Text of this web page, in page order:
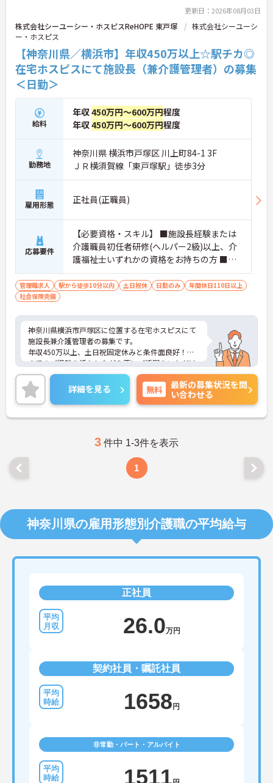
ートの利用など、独自の福利厚生も大変充実してい
ます。有資格者の方にご自身の経験を活かしなが
ら、充実した待遇のもとで新しい施設を作り上げる
やりがいを感じていただける大変おすすめの求人と
なっております。
★おすすめPOINT★
【安定した高収入と充実の福利厚生】
・想定年収668万円と高い給与水準に加えて業績に
よる決算賞与の支給があります
・確定給付企業年金への加入や勤続3年以上の退職
金制度など将来に向けた備えができます
・1食200円程度の食事補助や会員制リゾート施設の
利用など嬉しい待遇が揃っております
【ワークライフバランスを大切にできる環境】
・緊急時を除いて基本日勤のみの勤務となるため生
活リズムを整えやすくあります
護休暇などライフステージの変化に合わせて柔軟に
お休みできます
・入職後は既存施設にて業務の流れを学べる現場研
修があるため安心して就業できます
・働きながら上位資格を目指せる費用全額負担の資
採用や運営管理など経営に近いポジションでご活躍
いただけます
更新日：2026年08月03日
株式会社シーユーシー・ホスピスReHOPE 東戸塚
株式会社シーユーシ
ー・ホスピス
【神奈川県／横浜市】年収450万以上☆駅チカ◎
在宅ホスピスにて施設長（兼介護管理者）の募集
＜日勤＞
給料
年収450万円～600万円程度
年収450万円～600万円程度
勤務地
神奈川県 横浜市戸塚区 川上町84-1 3F
ＪＲ横須賀線「東戸塚駅」徒歩3分
雇用形態 正社員(正職員)
応募要件
【必要資格・スキル】 ■施設長経験または
介護職員初任者研修(ヘルパー2級)以上、介
護福祉士いずれかの資格をお持ちの方 ■普
通自動車運転免許（AT限定可）※応相談
管理職求人 駅から徒歩10分以内 土日祝休 日勤のみ
年間休日110日以上
社会保険完備
神奈川県横浜市戸塚区に位置する在宅ホスピスにて
施設長兼介護管理者の募集です。
年収450万以上、土日祝固定休みと条件面良好！今
までのご経験を活かしながら更にご活躍をいただけ
るチャンスがあります。
ご興味のある方には、面接対策ポイントなど、さら
に詳細をお話いたしますので、お気軽にご相談くだ
さい。
詳細を見る 無料
最新の募集状況を問
い合わせる
3 件中 1-3件を表示
1
神奈川県の雇用形態別介護職の平均給与
正社員
26.0万円
契約社員・嘱託社員
1658 円
非常勤・パート・アルバイト
1511